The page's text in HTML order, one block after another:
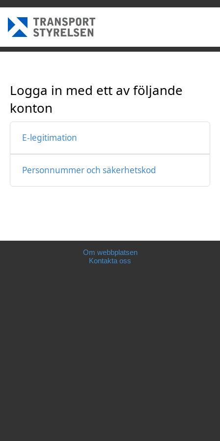
Logga in med ett av följande
konton
E-legitimation
Personnummer och säkerhetskod
Om webbplatsen
Kontakta oss